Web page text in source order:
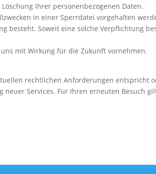
Ihrer personenbezogenen Daten.
in einer Sperrdatei vorgehalten
besteht. Soweit eine solche Verpflichtung
mit Wirkung für die Zukunft vornehmen.
rechtlichen Anforderungen entspricht
Services. Für Ihren erneuten Besuch